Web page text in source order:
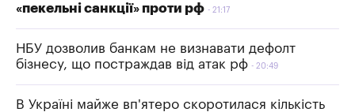
«пекельні санкції» проти рф
21:17
НБУ дозволив банкам не визнавати дефолт
бізнесу, що постраждав від атак рф
20:49
В Україні майже вп'ятеро скоротилася кількість